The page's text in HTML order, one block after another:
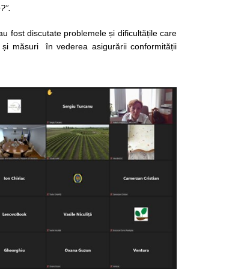
fost discutate problemele și dificultățile care
măsuri în vederea asigurării conformității